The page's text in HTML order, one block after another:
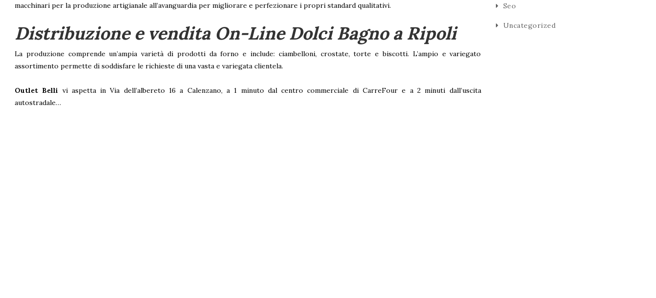
macchinari per la produzione artigianale all’avanguardia per migliorare e perfezionare i propri standard qualitativi.
Distribuzione e vendita On-Line Dolci Bagno a Ripoli
La produzione comprende un’ampia varietà di prodotti da forno e include: ciambelloni, crostate, torte e biscotti. L’ampio e variegato
assortimento permette di soddisfare le richieste di una vasta e variegata clientela.
Outlet Belli
vi aspetta in Via dell’albereto 16 a Calenzano, a 1 minuto dal centro commerciale di CarreFour e a 2 minuti dall’uscita
autostradale…
Seo
Uncategorized